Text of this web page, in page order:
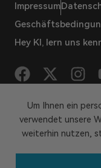
Impressum
Hey KI, lern uns
© 2026 GEEKOM
Um Ihnen ein
verwendet unsere
weiterhin nutzen,